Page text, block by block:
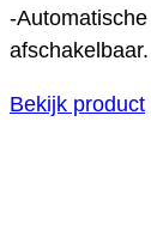
-
afschakelbaar.
Bekijk product